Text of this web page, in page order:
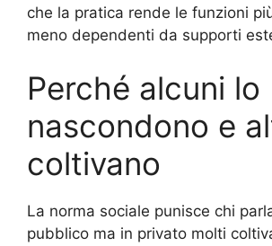
che la pratica rende le funzioni
meno dependenti da supporti
Perché alcuni lo
nascondono e
coltivano
La norma sociale punisce chi
pubblico ma in privato molti